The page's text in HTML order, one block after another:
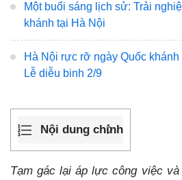
Một buổi sáng lịch sử: Trải
khánh tại Hà Nội
Hà Nội rực rỡ ngày Quốc
Lễ diễu binh 2/9
Nội dung chính
Tạm gác lại áp lực công việc